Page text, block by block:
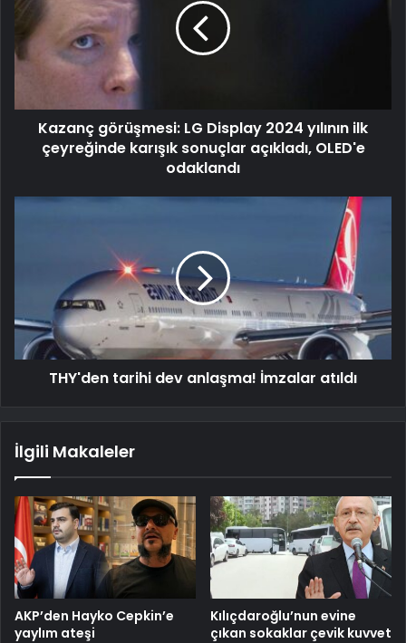
Kazanç görüşmesi: LG Display 2024 yılının ilk
çeyreğinde karışık sonuçlar açıkladı, OLED'e
odaklandı
THY'den tarihi dev anlaşma! İmzalar atıldı
İlgili Makaleler
AKP’den Hayko Cepkin’e
yaylım ateşi
Kılıçdaroğlu’nun evine
çıkan sokaklar çevik kuvvet